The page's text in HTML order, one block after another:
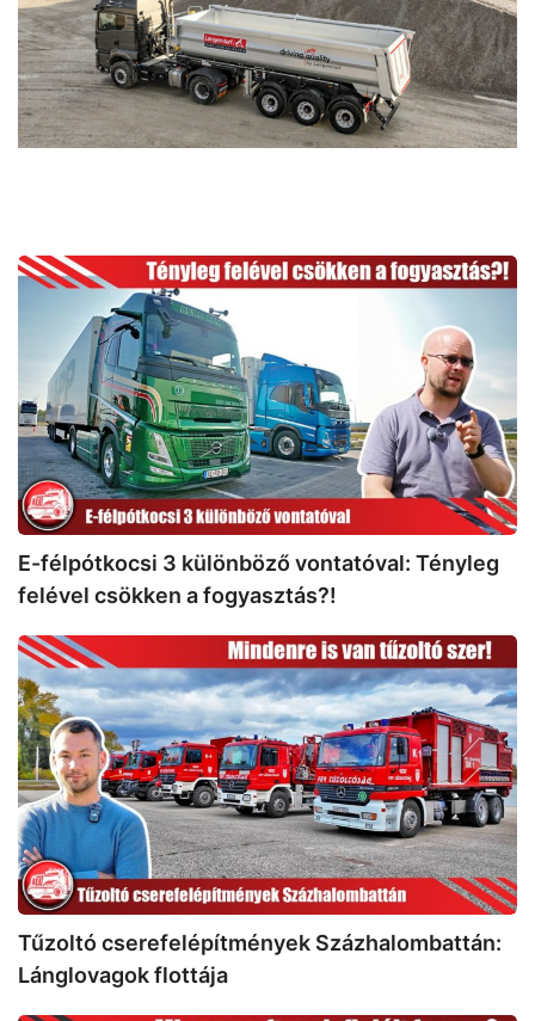
E-
félpótkocsi
különböző
vontatóval:
Tényleg
felével
csökken
a
fogyasztás?!
E-félpótkocsi 3 különböző vontatóval: Tényleg
felével csökken a fogyasztás?!
Tűzoltó
cserefelépítmények
Százhalombattán:
Lánglovagok
flottája
Tűzoltó cserefelépítmények Százhalombattán:
Lánglovagok flottája